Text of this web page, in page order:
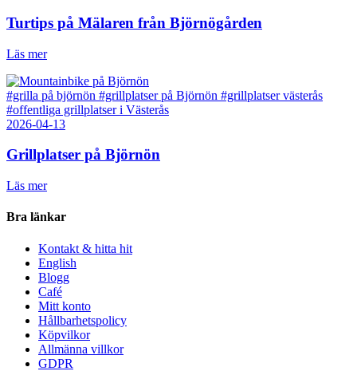
Turtips på Mälaren från Björnögården
Läs mer
#grilla på björnön #grillplatser på Björnön #grillplatser västerås
#offentliga grillplatser i Västerås
2026-04-13
Grillplatser på Björnön
Läs mer
Bra länkar
Kontakt & hitta hit
English
Blogg
Café
Mitt konto
Hållbarhetspolicy
Köpvilkor
Allmänna villkor
GDPR